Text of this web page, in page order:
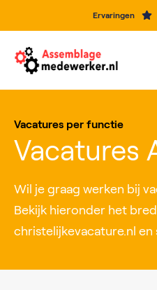
Ervaringen
Vacatures per functie
Vacatures
Wil je graag werken bij
Bekijk hieronder het
christelijkevacature.nl